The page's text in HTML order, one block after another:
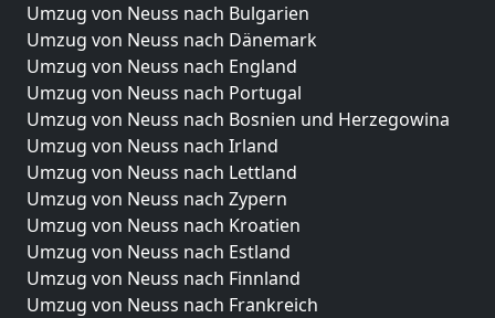
Umzug von Neuss nach Bulgarien
Umzug von Neuss nach Dänemark
Umzug von Neuss nach England
Umzug von Neuss nach Portugal
Umzug von Neuss nach Bosnien und Herzegowina
Umzug von Neuss nach Irland
Umzug von Neuss nach Lettland
Umzug von Neuss nach Zypern
Umzug von Neuss nach Kroatien
Umzug von Neuss nach Estland
Umzug von Neuss nach Finnland
Umzug von Neuss nach Frankreich